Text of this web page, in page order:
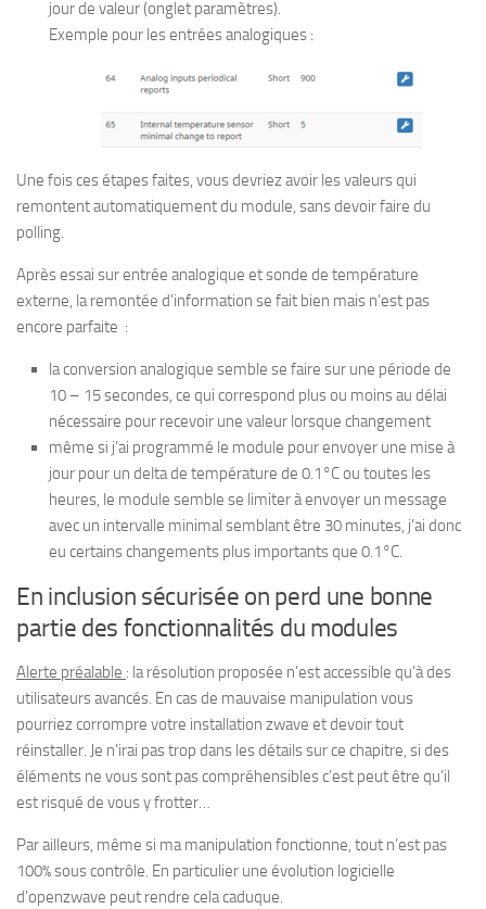
jour de valeur (onglet paramètres).
Exemple pour les entrées analogiques :
Une fois ces étapes faites, vous devriez avoir les valeurs qui
remontent automatiquement du module, sans devoir faire du
polling.
Après essai sur entrée analogique et sonde de température
externe, la remontée d’information se fait bien mais n’est pas
encore parfaite :
la conversion analogique semble se faire sur une période de
10 – 15 secondes, ce qui correspond plus ou moins au délai
nécessaire pour recevoir une valeur lorsque changement
même si j’ai programmé le module pour envoyer une mise à
jour pour un delta de température de 0.1°C ou toutes les
heures, le module semble se limiter à envoyer un message
avec un intervalle minimal semblant être 30 minutes, j’ai donc
eu certains changements plus importants que 0.1°C.
En inclusion sécurisée on perd une bonne
partie des fonctionnalités du modules
Alerte préalable : la résolution proposée n’est accessible qu’à des
utilisateurs avancés. En cas de mauvaise manipulation vous
pourriez corrompre votre installation zwave et devoir tout
réinstaller. Je n’irai pas trop dans les détails sur ce chapitre, si des
éléments ne vous sont pas compréhensibles c’est peut être qu’il
est risqué de vous y frotter…
Par ailleurs, même si ma manipulation fonctionne, tout n’est pas
100% sous contrôle. En particulier une évolution logicielle
d’openzwave peut rendre cela caduque.